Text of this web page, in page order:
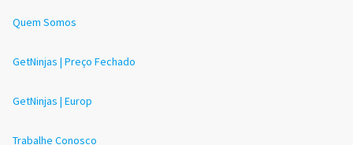
Quem Somos
GetNinjas | Preço Fechado
GetNinjas | Europ
Trabalhe Conosco